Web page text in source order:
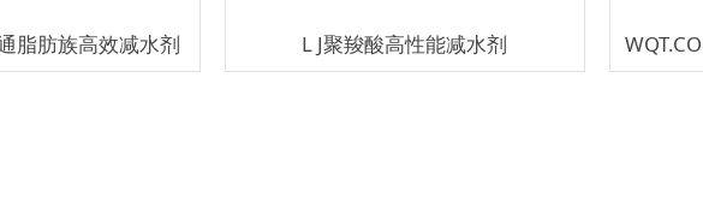
脂肪族高效减水剂 L J聚羧酸高性能减水剂